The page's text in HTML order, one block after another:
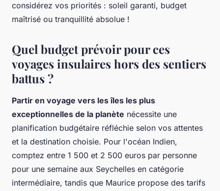
considérez vos priorités : soleil garanti, budget
maîtrisé ou tranquillité absolue !
Quel budget prévoir pour ces
voyages insulaires hors des sentiers
battus ?
Partir en voyage vers les îles les plus
exceptionnelles de la planète nécessite une
planification budgétaire réfléchie selon vos attentes
et la destination choisie. Pour l'océan Indien,
comptez entre 1 500 et 2 500 euros par personne
pour une semaine aux Seychelles en catégorie
intermédiaire, tandis que Maurice propose des tarifs